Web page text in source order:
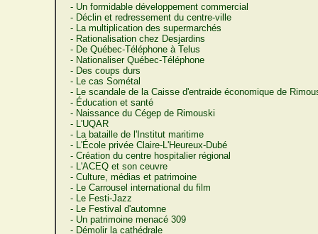
- Un formidable développement commercial
- Déclin et redressement du centre-ville
- La multiplication des supermarchés
- Rationalisation chez Desjardins
- De Québec-Téléphone à Telus
- Nationaliser Québec-Téléphone
- Des coups durs
- Le cas Sométal
- Le scandale de la Caisse d'entraide économique de
- Éducation et santé
- Naissance du Cégep de Rimouski
- L'UQAR
- La bataille de l'Institut maritime
- L'École privée Claire-L'Heureux-Dubé
- Création du centre hospitalier régional
- L'ACEQ et son ceuvre
- Culture, médias et patrimoine
- Le Carrousel international du film
- Le Festi-Jazz
- Le Festival d'automne
- Un patrimoine menacé 309
- Démolir la cathédrale